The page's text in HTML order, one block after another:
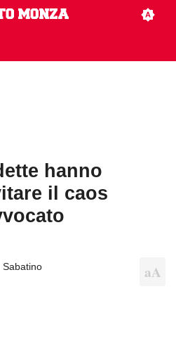
hanno
il caos
Sabatino